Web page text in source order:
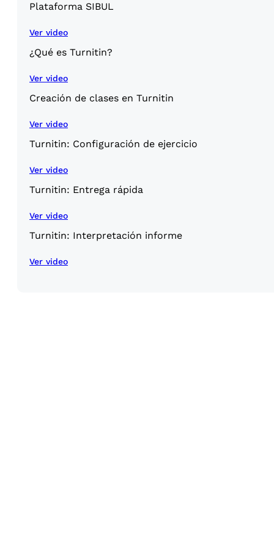
Plataforma SIBUL
Ver video
¿Qué es Turnitin?
Ver video
Creación de clases en Turnitin
Ver video
Turnitin: Configuración de ejercicio
Ver video
Turnitin: Entrega rápida
Ver video
Turnitin: Interpretación informe
Ver video